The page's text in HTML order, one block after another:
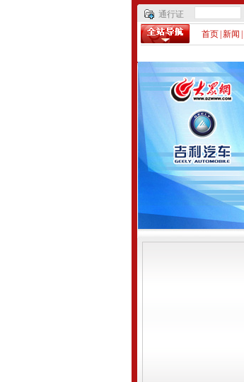
通行证
首页 新闻